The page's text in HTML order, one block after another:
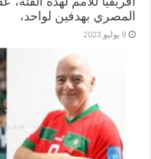
المصري بهدفين لواحد،
9 يوليو,2023